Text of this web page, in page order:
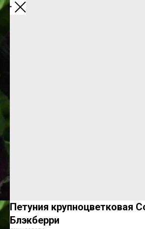
Назад
Петуния крупноцветковая
Блэкберри